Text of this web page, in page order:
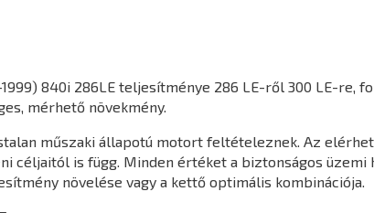
840i 286LE teljesítménye 286 LE-ről 300 LE-re,
mérhető növekmény.
műszaki állapotú motort feltételeznek. Az
céljaitól is függ. Minden értéket a biztonságos üzemi
növelése vagy a kettő optimális kombinációja.